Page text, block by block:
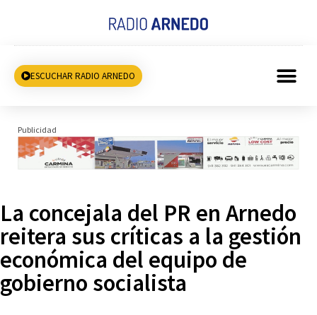
ESCUCHAR RADIO ARNEDO
Publicidad
La concejala del PR en Arnedo
reitera sus críticas a la gestión
económica del equipo de
gobierno socialista